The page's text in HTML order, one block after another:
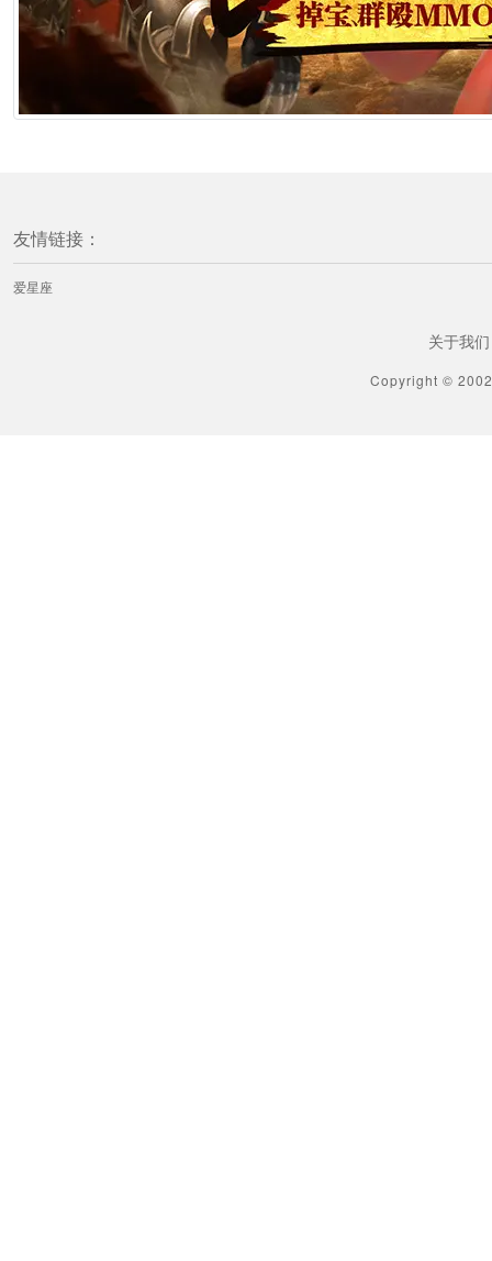
友情链接：
爱星座
关于我们
Copyright ©